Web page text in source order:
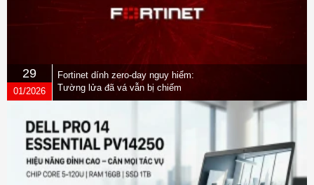
29
01/2026
Fortinet dính zero-day nguy hiểm:
Tường lửa đã vá vẫn bị chiếm
quyền